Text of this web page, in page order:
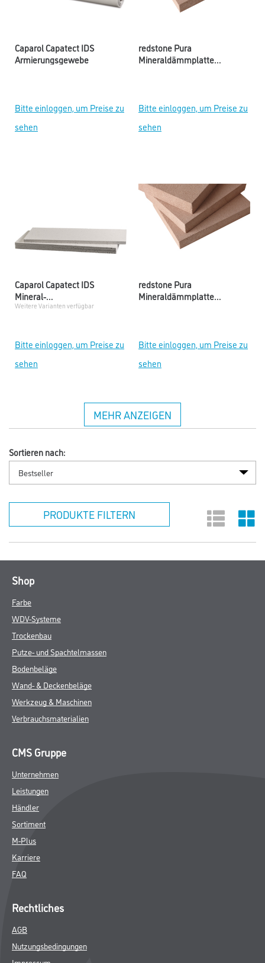
Caparol Capatect IDS
Armierungsgewebe
Bitte einloggen, um Preise zu
sehen
redstone Pura
Mineraldämmplatte
Bitte einloggen, um Preise zu
sehen
Caparol Capatect IDS
Mineral-
Laibungsdämmplatte
Weitere Varianten verfügbar
Bitte einloggen, um Preise zu
sehen
redstone Pura
Mineraldämmplatte
Bitte einloggen, um Preise zu
sehen
MEHR ANZEIGEN
Sortieren nach:
PRODUKTE FILTERN
Shop
Farbe
WDV-Systeme
Trockenbau
Putze- und Spachtelmassen
Bodenbeläge
Wand- & Deckenbeläge
Werkzeug & Maschinen
Verbrauchsmaterialien
CMS Gruppe
Unternehmen
Leistungen
Händler
Sortiment
M-Plus
Karriere
FAQ
Rechtliches
AGB
Nutzungsbedingungen